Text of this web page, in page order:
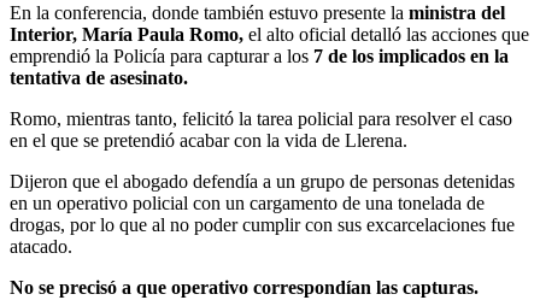
En la conferencia, donde también estuvo presente la ministra del
Interior, María Paula Romo, el alto oficial detalló las acciones que
emprendió la Policía para capturar a los 7 de los implicados en la
tentativa de asesinato.
Romo, mientras tanto, felicitó la tarea policial para resolver el caso
en el que se pretendió acabar con la vida de Llerena.
Dijeron que el abogado defendía a un grupo de personas detenidas
en un operativo policial con un cargamento de una tonelada de
drogas, por lo que al no poder cumplir con sus excarcelaciones fue
atacado.
No se precisó a que operativo correspondían las capturas.